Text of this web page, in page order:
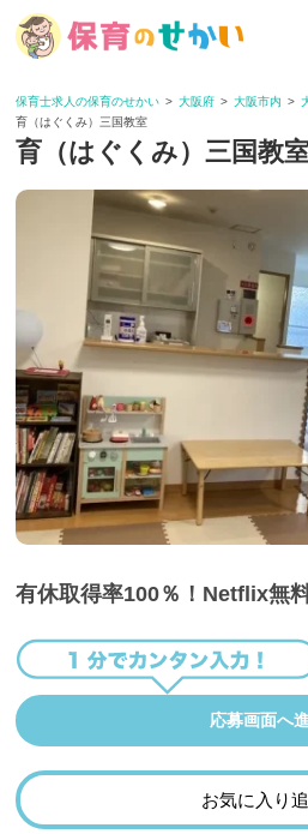
保育士求人の保育のせかい 大阪府 大阪市内
育（はぐくみ）三国教室
育（はぐくみ）三国教
有休取得率100％！Netflix無
応募画面へ
お気に入り